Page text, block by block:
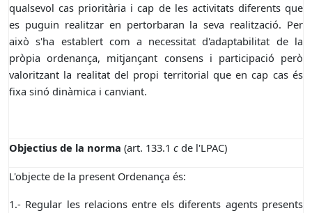
qualsevol cas prioritària i cap de les activitats diferents que
es puguin realitzar en pertorbaran la seva realització. Per
això s'ha establert com a necessitat d'adaptabilitat de la
pròpia ordenança, mitjançant consens i participació però
valoritzant la realitat del propi territorial que en cap cas és
fixa sinó dinàmica i canviant.
Objectius de la norma(art. 133.1c de l'LPAC)
L'objecte de la present Ordenança és:
1.- Regular les relacions entre els diferents agents presents